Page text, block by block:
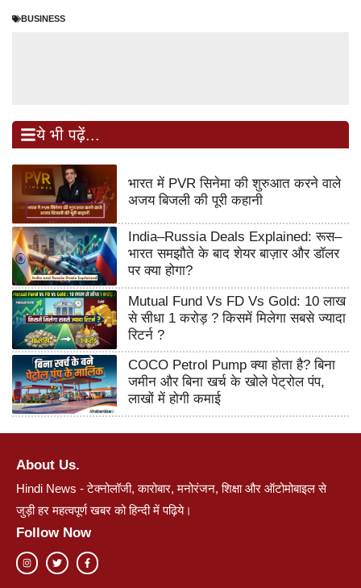
BUSINESS
ये भी पढ़ें...
भारत में PVR सिनेमा की शुरुआत करने वाले
अजय बिजली की पूरी कहानी
India–Russia Deals Explained: रूस–
भारत समझौते के बाद शेयर बाज़ार और डॉलर
पर क्या होगा?
Mutual Fund Vs FD Vs Gold: 10 लाख
से सीधा 1 करोड़ ? किसमें मिलेगा सबसे ज्यादा
रिटर्न ?
COCO Petrol Pump क्या होता है? बिना
जमीन और बिना खर्च के खोले पेट्रोल पंप,
लाखों में होगी कमाई
About Us.
Hindi News - टेक्नोलॉजी, कारोबार, मनोरंजन, शिक्षा और ऑटोमोबाइल से
जुड़ी हर महत्वपूर्ण खबर को हिन्दी में पढ़िये।
Follow Now